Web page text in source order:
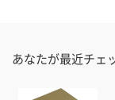
あなたが最近チェ